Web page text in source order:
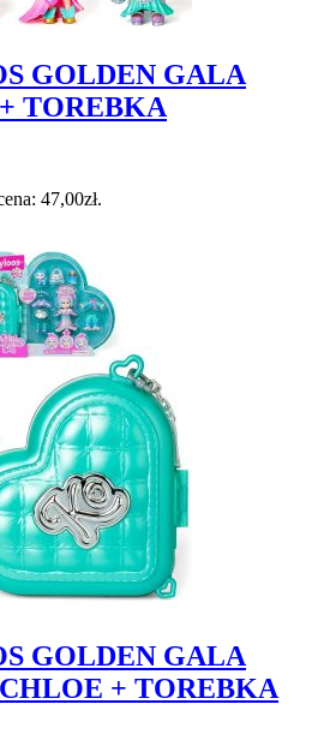
GOLDEN GALA
TOREBKA
47,00zł.
GOLDEN GALA
+ TOREBKA